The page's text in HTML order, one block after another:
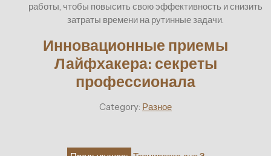
работы, чтобы повысить свою эффективность и снизить
затраты времени на рутинные задачи.
Инновационные приемы
Лайфхакера: секреты
профессионала
Category: Разное
Навигация